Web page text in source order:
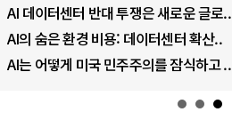
나토, 우크라 군사지원 2027년까지 공..
우크라이나, 덴마크, 에스토니아, 네덜란..
러·우크라, 대규모 공습 주고받아…민간 ..